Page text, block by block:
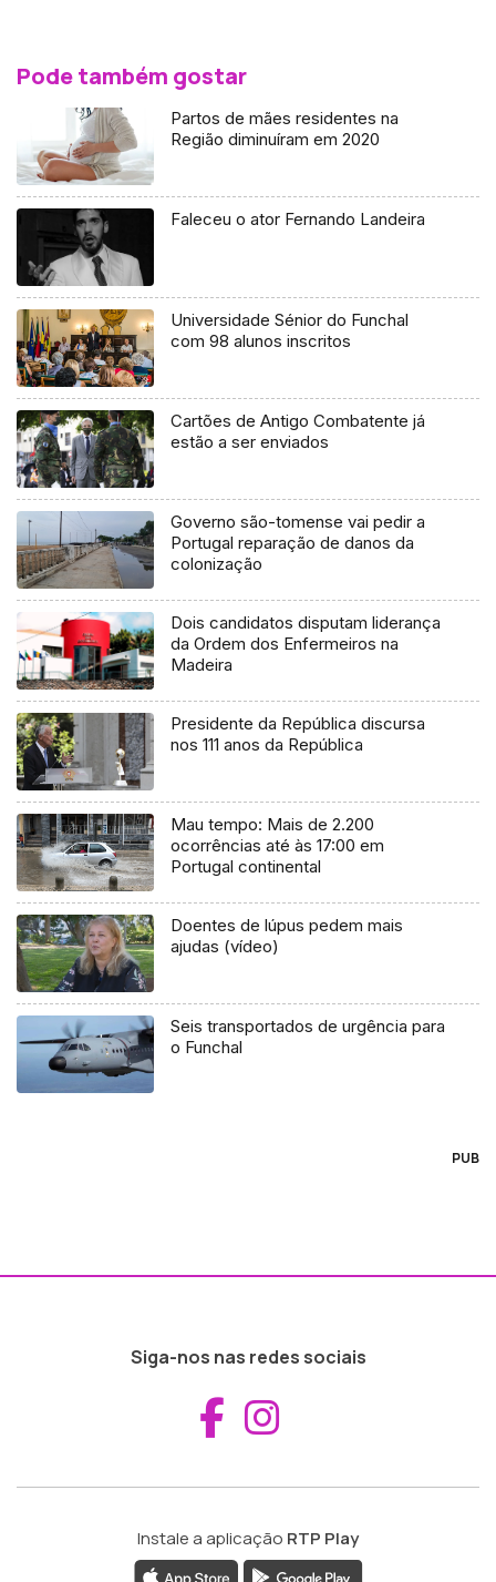
Pode também gostar
Partos de mães residentes na
Região diminuíram em 2020
Faleceu o ator Fernando Landeira
Universidade Sénior do Funchal
com 98 alunos inscritos
Cartões de Antigo Combatente já
estão a ser enviados
Governo são-tomense vai pedir a
Portugal reparação de danos da
colonização
Dois candidatos disputam liderança
da Ordem dos Enfermeiros na
Madeira
Presidente da República discursa
nos 111 anos da República
Mau tempo: Mais de 2.200
ocorrências até às 17:00 em
Portugal continental
Doentes de lúpus pedem mais
ajudas (vídeo)
Seis transportados de urgência para
o Funchal
PUB
Siga-nos nas redes sociais
Aceder ao
Instale a aplicação RTP Play